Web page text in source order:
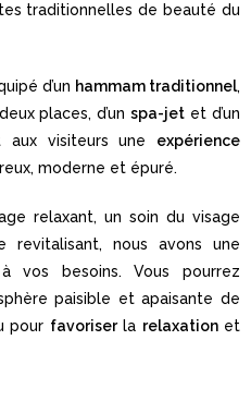
traditionnelles de beauté du
d’un hammam traditionnel,
places, d’unspa-jet et d’un
aux visiteurs une expérience
moderne et épuré.
relaxant, un soin du visage
revitalisant, nous avons une
vos besoins. Vous pourrez
paisible et apaisante de
pour favoriserla relaxationet